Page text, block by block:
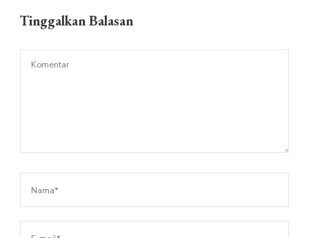
Tinggalkan Balasan